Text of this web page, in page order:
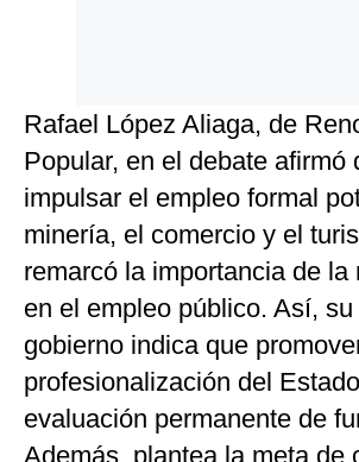
Rafael López Aliaga, de
Popular, en el debate afirmó
impulsar el empleo formal
minería, el comercio y el
remarcó la importancia de la
en el empleo público. Así,
gobierno indica que
profesionalización del
evaluación permanente de
Además, plantea la meta de